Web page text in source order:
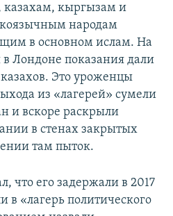
кыргызам и
народам
в основном ислам. На
в Лондоне показания дали
Это уроженцы
из «лагерей» сумели
и вскоре раскрыли
в стенах закрытых
там пыток.
что его задержали в 2017
в «лагерь политического